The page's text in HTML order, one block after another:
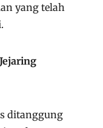
yang telah
ditanggung